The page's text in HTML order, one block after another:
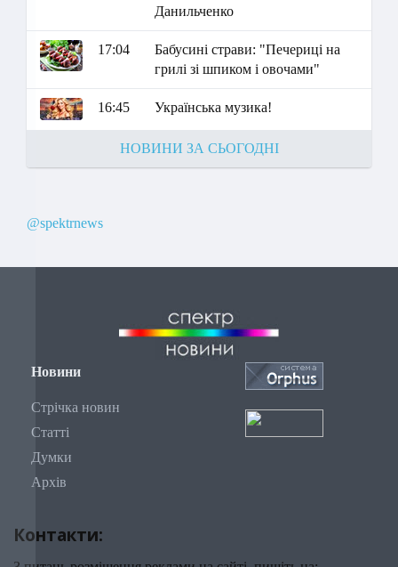
Данильченко
17:04
Бабусині страви: "Печериці на
грилі зі шпиком і овочами"
16:45 Українська музика!
НОВИНИ ЗА СЬОГОДНІ
@spektrnews
Новини
Стрічка новин
Статті
Думки
Архів
Контакти: